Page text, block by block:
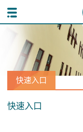
快速入口
快速入口